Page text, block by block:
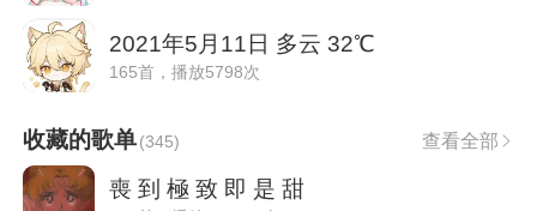
2021年5月11日 多云 32℃
165首，播放5798次
收藏的歌单(345) 查看全部
喪 到 極 致 即 是 甜